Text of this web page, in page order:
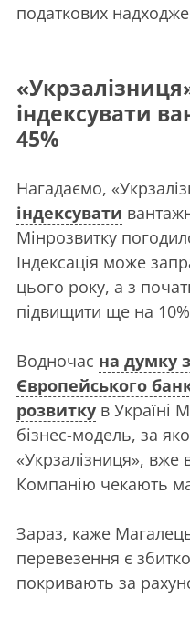
податкових
індексувати
45%
Нагадаємо,
індексувати
Мінрозвитку
Індексація може
цього року, а з
підвищити ще на
Водночас на думку
Європейського
розвитку в Україні
бізнес-модель, за
«Укрзалізниця», вже
Компанію чекають
Зараз, каже
перевезення є
покривають за